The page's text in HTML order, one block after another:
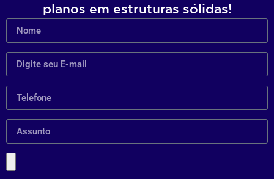
planos em estruturas sólidas!